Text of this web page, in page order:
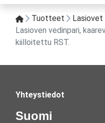
Tuotteet Lasiovet
Lasioven vedinpari,
kiilloitettu RST.
Yhteystiedot
Suomi